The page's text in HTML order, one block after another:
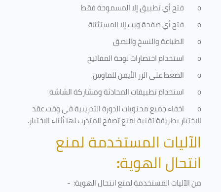
o
فتح أي تطبيق إلا المسموحة فقط
o
فتح أي صفحة ويب إلا المستثناة
o
الطباعة والنسخ واللصق
o
استخدام اختصارات لوحة المفاتيح
o
الضغط على الزر الأيمن للماوس
o
استخدام تطبيقات المحادثة ومشاركة الشاشة
o
اخفاء جميع محتويات الدورة التدريبية في وقت عقد
الاختبار بطريقة تقنية لمنع تصفح المتدرب لها أثناء الاختبار.
الآليات المستخدمة لمنع
انتحال الهوية:
من الآليات المستخدمة لمنعانتحال الهوية: -